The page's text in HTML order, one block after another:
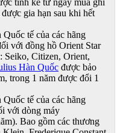
tính kể từ ngày mua ghi
gia hạn sau khi hết
tế của các hãng
với đồng hồ Orient Star
Seiko, Citizen, Orient,
Hàn Quốc được bảo
trong 1 năm được đổi 1
tế của các hãng
với dòng máy
Bao gồm các thương